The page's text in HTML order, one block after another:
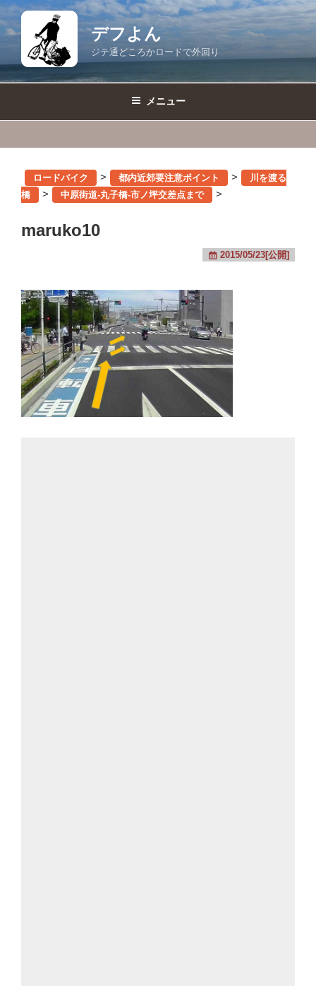
コ
ン
デフよん
ジテ通どころかロードで外回り
メニュー
ロードバイク > 都内近郊要注意ポイント >
川を渡る
橋
> 中原街道-丸子橋-市ノ坪交差点まで >
maruko10
2015/05/23[公開]